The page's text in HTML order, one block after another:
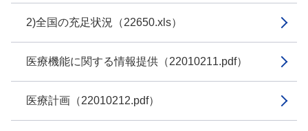
2)全国の充足状況（22650.xls）
医療機能に関する情報提供（22010211.pdf）
医療計画（22010212.pdf）